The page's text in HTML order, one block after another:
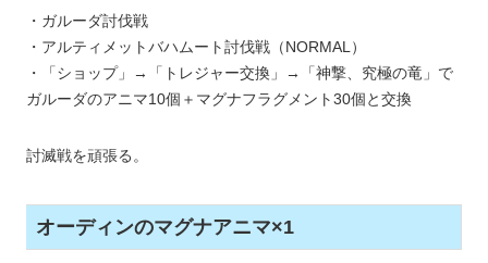
・ガルーダ討伐戦
・アルティメットバハムート討伐戦（NORMAL）
・「ショップ」→「トレジャー交換」→「神撃、究極の竜」で
ガルーダのアニマ10個＋マグナフラグメント30個と交換
討滅戦を頑張る。
オーディンのマグナアニマ×1